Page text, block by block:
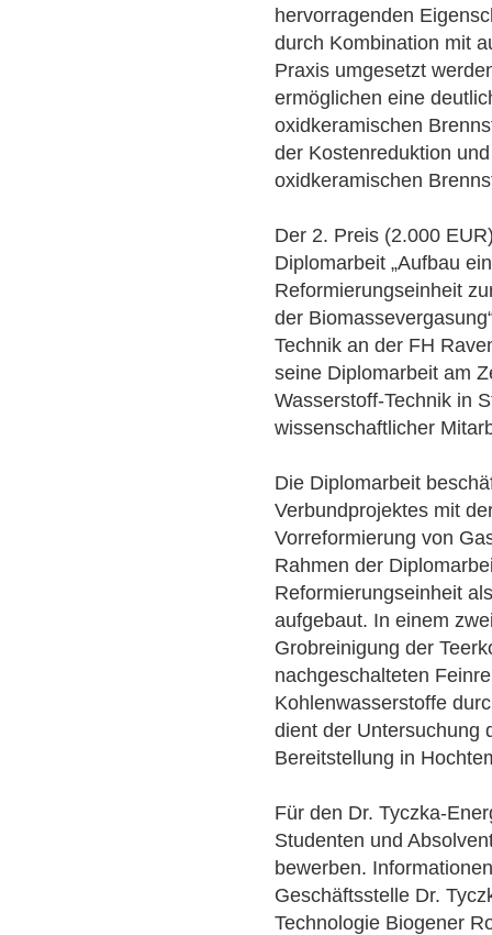
hervorragenden
durch Kombination mit
Praxis umgesetzt
ermöglichen eine
oxidkeramischen
der Kostenreduktion
oxidkeramischen
Der 2. Preis (2.000
Diplomarbeit „Aufbau
Reformierungseinheit
der
Technik an der FH
seine Diplomarbeit am
Wasserstoff-Technik in
wissenschaftlicher
Die Diplomarbeit
Verbundprojektes mit
Vorreformierung von
Rahmen der
Reformierungseinheit
aufgebaut. In einem
Grobreinigung der
nachgeschalteten
Kohlenwasserstoffe
dient der Untersuchung
Bereitstellung in
Für den Dr. Tyczka-
Studenten und
bewerben.
Geschäftsstelle Dr.
Technologie Biogener